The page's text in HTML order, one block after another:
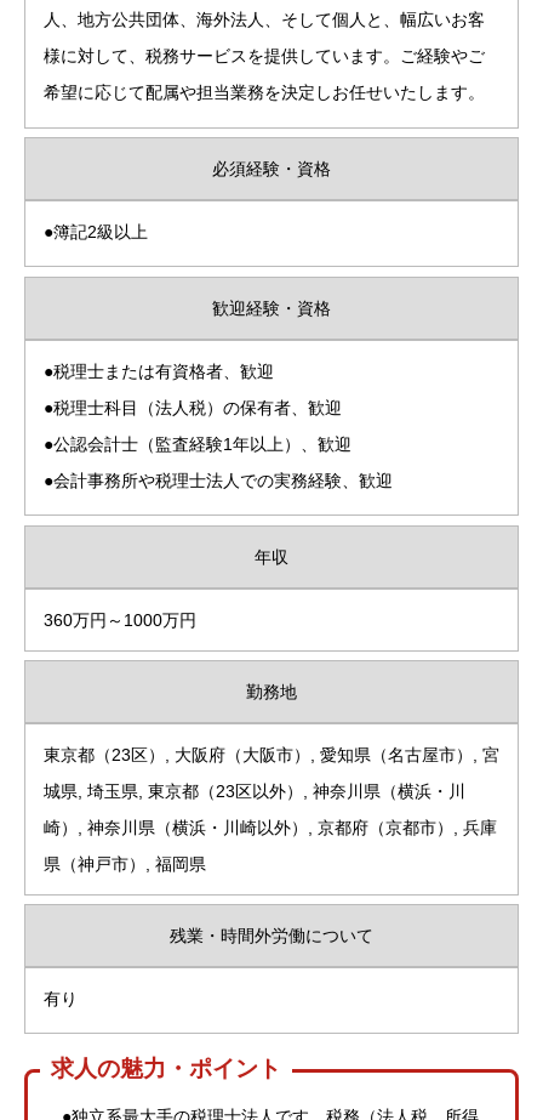
人、地方公共団体、海外法人、そして個人と、幅広いお客
様に対して、税務サービスを提供しています。ご経験やご
希望に応じて配属や担当業務を決定しお任せいたします。
必須経験・資格
●簿記2級以上
歓迎経験・資格
●税理士または有資格者、歓迎
●税理士科目（法人税）の保有者、歓迎
●公認会計士（監査経験1年以上）、歓迎
●会計事務所や税理士法人での実務経験、歓迎
年収
360万円～1000万円
勤務地
東京都（23区）, 大阪府（大阪市）, 愛知県（名古屋市）, 宮
城県, 埼玉県, 東京都（23区以外）, 神奈川県（横浜・川
崎）, 神奈川県（横浜・川崎以外）, 京都府（京都市）, 兵庫
県（神戸市）, 福岡県
残業・時間外労働について
有り
求人の魅力・ポイント
●独立系最大手の税理士法人です。税務（法人税、所得